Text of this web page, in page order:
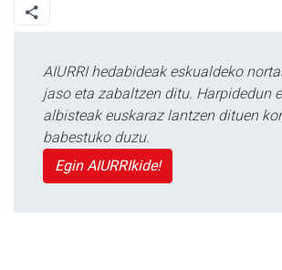
AIURRI hedabideak eskualdeko
jaso eta zabaltzen ditu. Harpidedun
albisteak euskaraz lantzen dituen
babestuko duzu.
Egin AIURRIkide!